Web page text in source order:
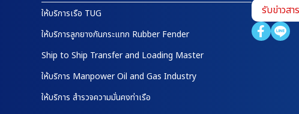
ให้บริการเรือ TUG
ให้บริการลูกยางกันกระแทก Rubber Fender
Ship to Ship Transfer and Loading Master
ให้บริการ Manpower Oil and Gas Industry
ให้บริการ สำรวจความมั่นคงท่าเรือ
รับข่าวสาร